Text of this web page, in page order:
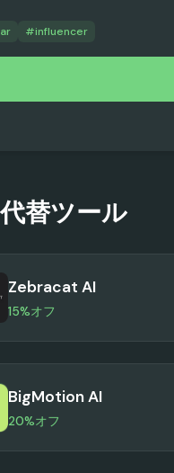
#influencer
代替ツール
Zebracat AI
15%オフ
BigMotion AI
20%オフ